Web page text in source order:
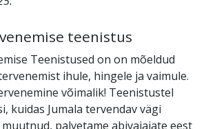
teenistus
Teenistused on on mõeldud
ihule, hingele ja vaimule.
võimalik! Teenistustel
kuidas Jumala tervendav vägi
palvetame abivajajate eest